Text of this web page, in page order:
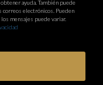
ayuda. También puede
correos electrónicos. Pueden
mensajes puede variar.